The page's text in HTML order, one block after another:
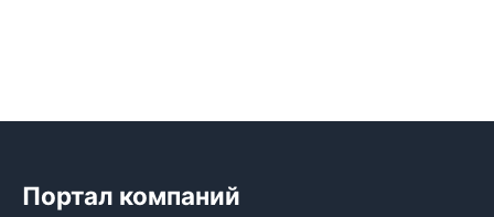
Портал компаний